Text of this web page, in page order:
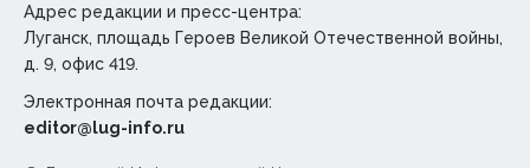
Адрес редакции и пресс-центра:
Луганск, площадь Героев Великой Отечественной войны,
д. 9, офис 419.
Электронная почта редакции:
editor@lug-info.ru